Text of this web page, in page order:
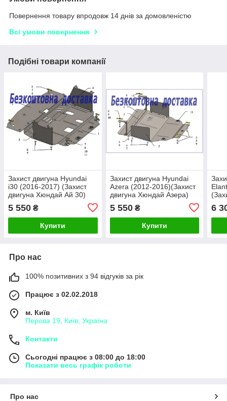
Повернення товару впродовж 14 днів за домовленістю
Всі умови повернення
Подібні товари компанії
Захист двигуна Hyundai
i30 (2016-2017) (Захист
двигуна Хюндай Ай 30)
5 550 ₴
Купити
Захист двигуна Hyundai
Azera (2012-2016)(Захист
двигуна Хюндай Азера)
5 550₴
Купити
6
Про нас
100% позитивних з 94 відгуків за рік
Працює з 02.02.2018
м. Київ
Перова 19, Київ, Україна
Контакти
Сьогодні працює з 08:00 до 18:00
Показати весь графік роботи
Про нас